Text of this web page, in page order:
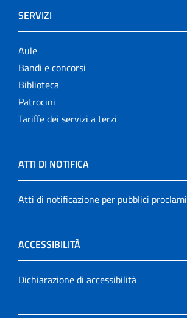
SERVIZI
Aule
Bandi e concorsi
Biblioteca
Patrocini
Tariffe dei servizi a terzi
ATTI DI NOTIFICA
Atti di notificazione per pubblici proclami
ACCESSIBILITÀ
Dichiarazione di accessibilità